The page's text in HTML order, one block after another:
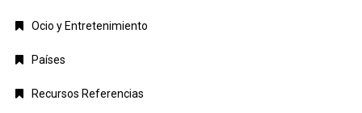
Ocio y Entretenimiento
Países
Recursos Referencias